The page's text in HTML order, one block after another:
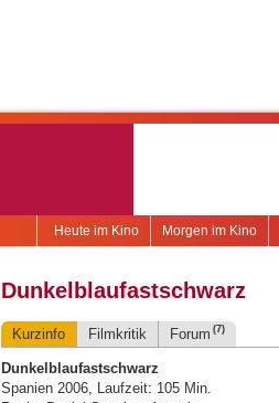
Morgen im Kino
Heute im Kino
Dunkelblaufastschwarz
Kurzinfo Filmkritik Forum (7)
Dunkelblaufastschwarz
Spanien 2006, Laufzeit: 105 Min.